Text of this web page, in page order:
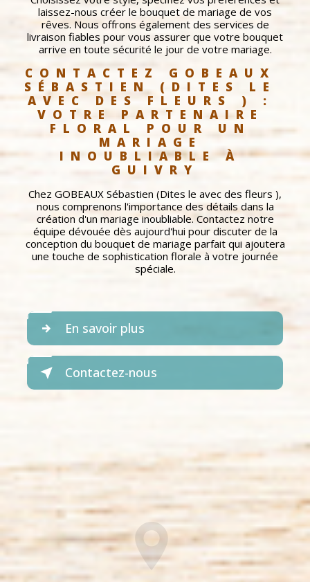
laissez-nous créer le bouquet de mariage de vos
rêves. Nous offrons également des services de
livraison fiables pour vous assurer que votre bouquet
arrive en toute sécurité le jour de votre mariage.
CONTACTEZ GOBEAUX
SÉBASTIEN (DITES LE
AVEC DES FLEURS ) :
VOTRE PARTENAIRE
FLORAL POUR UN
MARIAGE
INOUBLIABLE À
GUIVRY
Chez GOBEAUX Sébastien (Dites le avec des fleurs ),
nous comprenons l'importance des détails dans la
création d'un mariage inoubliable. Contactez notre
équipe dévouée dès aujourd'hui pour discuter de la
conception du bouquet de mariage parfait qui ajoutera
une touche de sophistication florale à votre journée
spéciale.
En savoir plus
Contactez-nous